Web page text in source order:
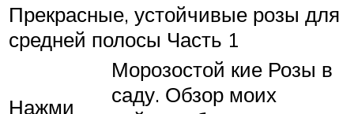
Прекрасные, устойчивые розы для
средней полосы Часть 1
Нажми
Морозостой кие Розы в
саду. Обзор моих